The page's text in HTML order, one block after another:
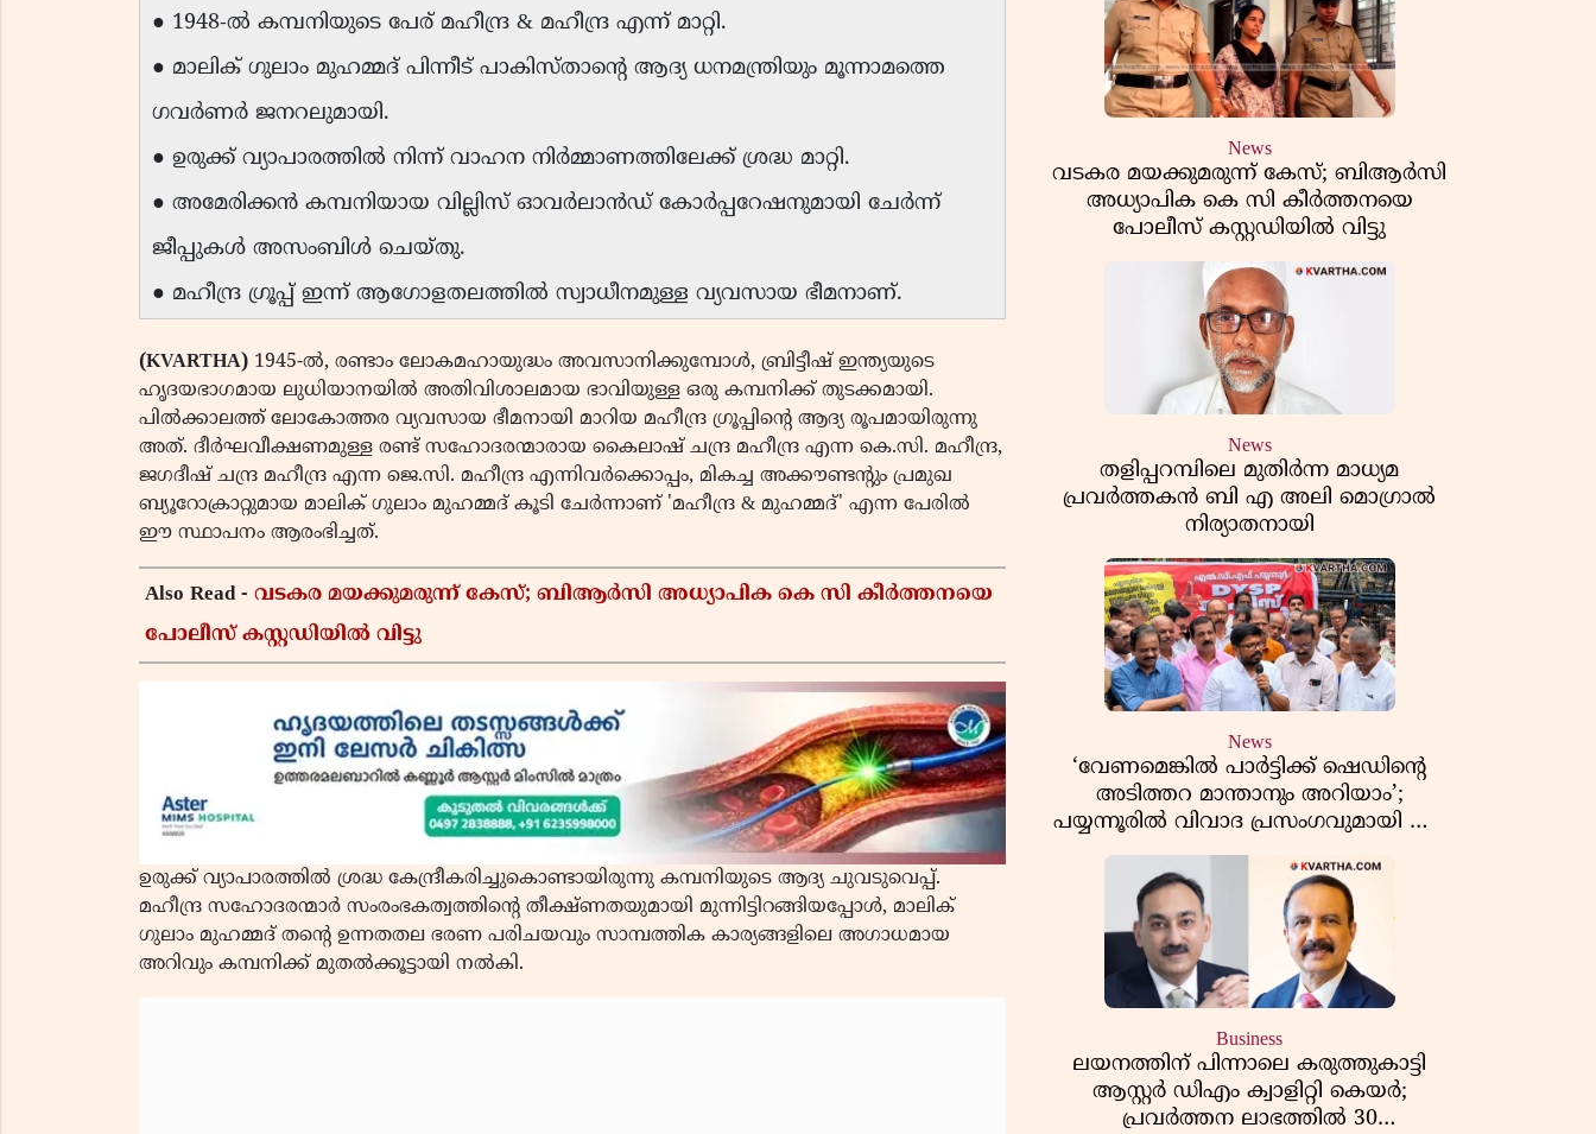
● 1948-ൽ കമ്പനിയുടെ പേര് മഹീന്ദ്ര & മഹീന്ദ്ര എന്ന് മാറ്റി.
● മാലിക് ഗുലാം മുഹമ്മദ് പിന്നീട് പാകിസ്താൻ്റെ ആദ്യ ധനമന്ത്രിയും മൂന്നാമത്തെ
ഗവർണർ ജനറലുമായി.
● ഉരുക്ക് വ്യാപാരത്തിൽ നിന്ന് വാഹന നിർമ്മാണത്തിലേക്ക് ശ്രദ്ധ മാറ്റി.
● അമേരിക്കൻ കമ്പനിയായ വില്ലിസ് ഓവർലാൻഡ് കോർപ്പറേഷനുമായി ചേർന്ന്
ജീപ്പുകൾ അസംബിൾ ചെയ്തു.
● മഹീന്ദ്ര ഗ്രൂപ്പ് ഇന്ന് ആഗോളതലത്തിൽ സ്വാധീനമുള്ള വ്യവസായ ഭീമനാണ്.
(KVARTHA) 1945-ൽ, രണ്ടാം ലോകമഹായുദ്ധം അവസാനിക്കുമ്പോൾ, ബ്രിട്ടീഷ് ഇന്ത്യയുടെ
ഹൃദയഭാഗമായ ലുധിയാനയിൽ അതിവിശാലമായ ഭാവിയുള്ള ഒരു കമ്പനിക്ക് തുടക്കമായി.
പിൽക്കാലത്ത് ലോകോത്തര വ്യവസായ ഭീമനായി മാറിയ മഹീന്ദ്ര ഗ്രൂപ്പിന്റെ ആദ്യ രൂപമായിരുന്നു
അത്. ദീർഘവീക്ഷണമുള്ള രണ്ട് സഹോദരന്മാരായ കൈലാഷ് ചന്ദ്ര മഹീന്ദ്ര എന്ന കെ.സി. മഹീന്ദ്ര,
ജഗദീഷ് ചന്ദ്ര മഹീന്ദ്ര എന്ന ജെ.സി. മഹീന്ദ്ര എന്നിവർക്കൊപ്പം, മികച്ച അക്കൗണ്ടന്റും പ്രമുഖ
ബ്യൂറോക്രാറ്റുമായ മാലിക് ഗുലാം മുഹമ്മദ് കൂടി ചേർന്നാണ് 'മഹീന്ദ്ര & മുഹമ്മദ്‌' എന്ന പേരിൽ
ഈ സ്ഥാപനം ആരംഭിച്ചത്.
Also Read - വടകര മയക്കുമരുന്ന് കേസ്; ബിആർസി അധ്യാപിക കെ സി കീർത്തനയെ
പോലീസ് കസ്റ്റഡിയിൽ വിട്ടു
ഉരുക്ക് വ്യാപാരത്തിൽ ശ്രദ്ധ കേന്ദ്രീകരിച്ചുകൊണ്ടായിരുന്നു കമ്പനിയുടെ ആദ്യ ചുവടുവെപ്പ്.
മഹീന്ദ്ര സഹോദരന്മാർ സംരംഭകത്വത്തിന്റെ തീക്ഷ്ണതയുമായി മുന്നിട്ടിറങ്ങിയപ്പോൾ, മാലിക്
ഗുലാം മുഹമ്മദ് തന്റെ ഉന്നതതല ഭരണ പരിചയവും സാമ്പത്തിക കാര്യങ്ങളിലെ അഗാധമായ
അറിവും കമ്പനിക്ക് മുതൽക്കൂട്ടായി നൽകി.
News
വടകര മയക്കുമരുന്ന് കേസ്; ബിആർസി
അധ്യാപിക കെ സി കീർത്തനയെ
പോലീസ് കസ്റ്റഡിയിൽ വിട്ടു
News
തളിപ്പറമ്പിലെ മുതിർന്ന മാധ്യമ
പ്രവർത്തകൻ ബി എ അലി മൊഗ്രാൽ
നിര്യാതനായി
News
‘വേണമെങ്കിൽ പാർട്ടിക്ക് ഷെഡിൻ്റെ
അടിത്തറ മാന്താനും അറിയാം’;
പയ്യന്നൂരിൽ വിവാദ പ്രസംഗവുമായി കെ
കെ രാഗേഷ്
Business
ലയനത്തിന് പിന്നാലെ കരുത്തുകാട്ടി
ആസ്റ്റർ ഡിഎം ക്വാളിറ്റി കെയർ;
പ്രവർത്തന ലാഭത്തിൽ 30